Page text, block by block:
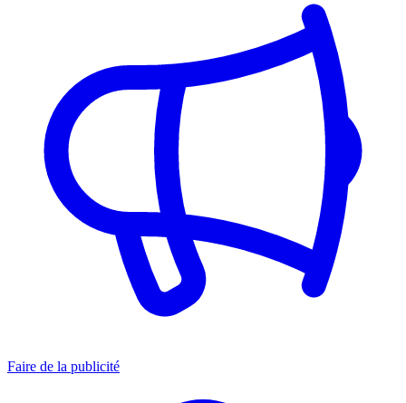
Faire de la publicité